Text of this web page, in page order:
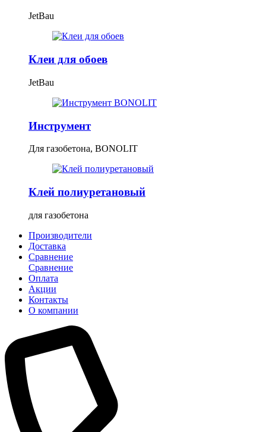
JetBau
Клеи для обоев
JetBau
Инструмент
Для газобетона, BONOLIT
Клей полиуретановый
для газобетона
Производители
Доставка
Сравнение
Сравнение
Оплата
Акции
Контакты
О компании